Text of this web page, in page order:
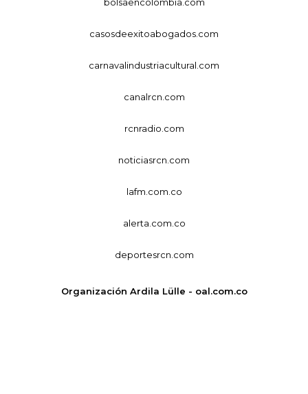
casosdeexitoabogados.com
carnavalindustriacultural.com
canalrcn.com
rcnradio.com
noticiasrcn.com
lafm.com.co
alerta.com.co
deportesrcn.com
Organización Ardila Lülle - oal.com.co